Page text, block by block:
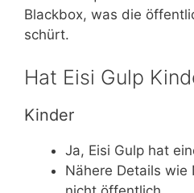
Blackbox, was die
schürt.
Hat Eisi Gulp
Kinder
Ja, Eisi Gulp hat
Nähere Details wie